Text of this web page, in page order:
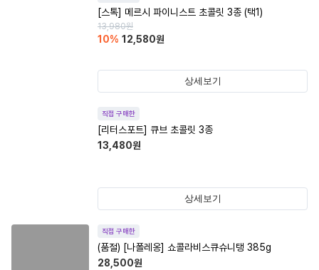
[스톡] 메르시 파이니스트 초콜릿 3종 (택1)
13,980원
10% 12,580원
상세보기
직접 구매한
[리터스포트] 큐브 초콜릿 3종
13,480원
상세보기
직접 구매한
(품절) [나폴레옹] 쇼콜라비스큐슈니탱 385g
28,500원